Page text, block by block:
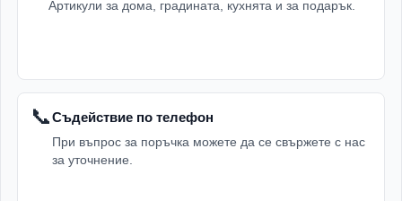
Артикули за дома, градината, кухнята и за подарък.
📞Съдействие по телефон
При въпрос за поръчка можете да се свържете с нас
за уточнение.